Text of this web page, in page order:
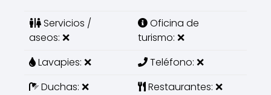
Servicios /
aseos: ❌
Oficina de
turismo: ❌
Lavapies: ❌
Teléfono: ❌
Duchas: ❌
Restaurantes: ❌